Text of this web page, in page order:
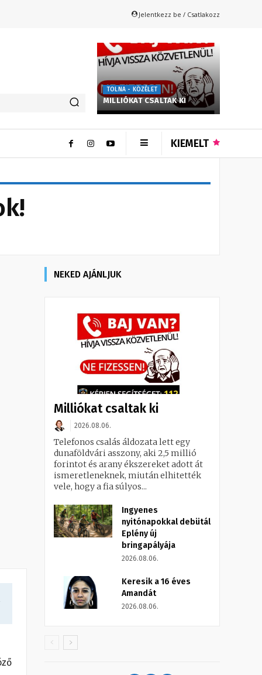
Jelentkezz be / Csatlakozz
TOLNA - KÖZÉLET
MILLIÓKAT CSALTAK KI
KIEMELT
NEKED AJÁNLJUK
Milliókat csaltak ki
2026.08.06.
Telefonos csalás áldozata lett egy
dunaföldvári asszony, aki 2,5 millió
forintot és arany ékszereket adott át
ismeretleneknek, miután elhitették
vele, hogy a fia súlyos...
Ingyenes
nyitónapokkal debütál
Eplény új
bringapályája
2026.08.06.
Keresik a 16 éves
Amandát
2026.08.06.